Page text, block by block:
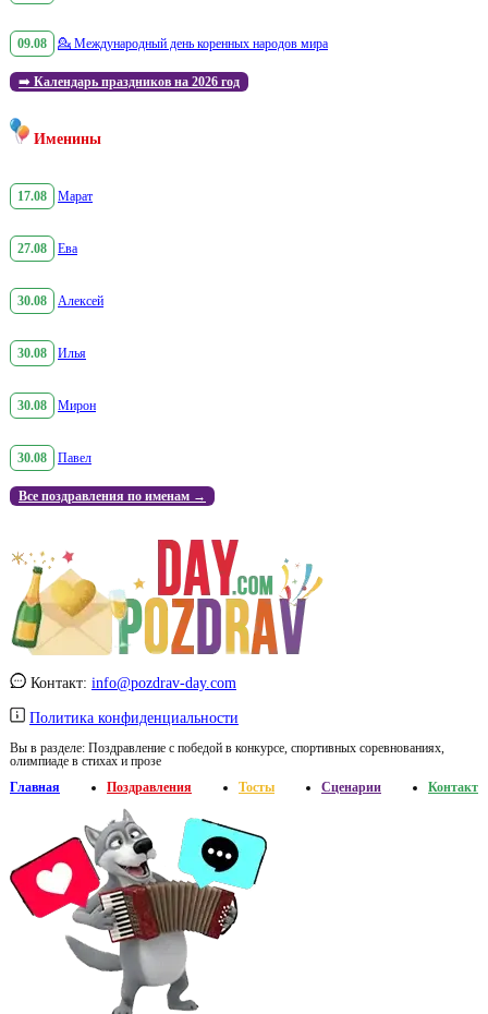
09.08 💁 Международный день коренных народов мира
➡️ Календарь праздников на 2026 год
Именины
17.08 Марат
27.08 Ева
30.08 Алексей
30.08 Илья
30.08 Мирон
30.08 Павел
Все поздравления по именам →
Контакт: info@pozdrav-day.com
Политика конфиденциальности
Вы в разделе: Поздравление с победой в конкурсе, спортивных соревнованиях,
олимпиаде в стихах и прозе
Главная
Поздравления Тосты Сценарии Контакт